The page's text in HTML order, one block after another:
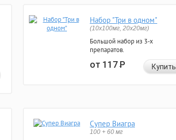
Набор "Три в одном"
(10x100мг, 20x20мг)
Большой набор из 3-х
препаратов.
от 117Р Купить
Супер Виагра
100 + 60 мг